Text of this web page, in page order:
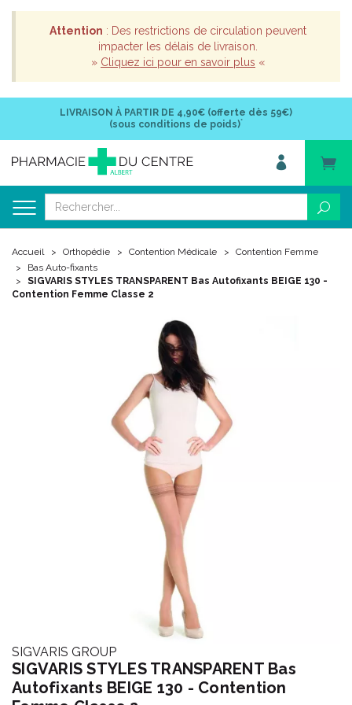
Attention : Des restrictions de circulation peuvent
impacter les délais de livraison.
» Cliquez ici pour en savoir plus «
LIVRAISON À PARTIR DE 4,90€ (offerte dès 59€)
(sous conditions de poids)*
Accueil Orthopédie Contention Médicale
Contention Femme
Bas Auto-fixants
SIGVARIS STYLES TRANSPARENT Bas Autofixants BEIGE 130 -
Contention Femme Classe 2
SIGVARIS GROUP
SIGVARIS STYLES TRANSPARENT Bas
Autofixants BEIGE 130 - Contention